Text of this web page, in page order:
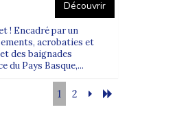
Découvrir
! Encadré par un
acrobaties et
des baignades
Pays Basque,...
1 2